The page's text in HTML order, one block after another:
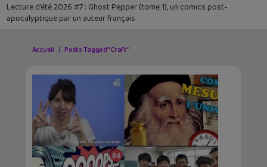
Les sorties geek de l’été à Paris : One Piece au musée Grévin, Zoo Art
Show, Passion Japon…
Accueil Posts Tagged "Craft"